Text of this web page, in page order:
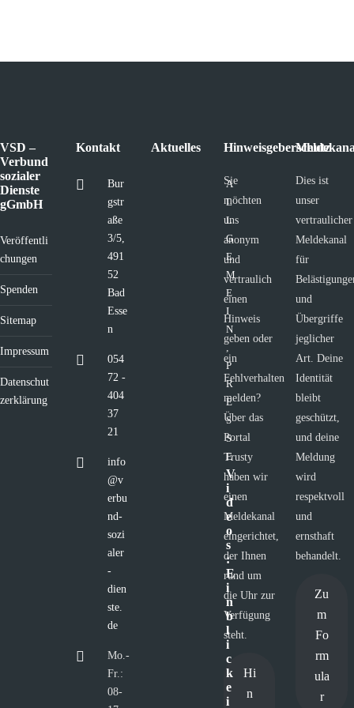
VSD –
Verbund
sozialer
Dienste
gGmbH
Veröffentli
chungen
Spenden
Sitemap
Impressum
Datenschut
zerklärung
Kontakt
Bur
gstr
aße
3/5,
491
52
Bad
Esse
n
054
72 -
404
37
21
info
@v
erbu
nd-
sozi
aler
-
dien
ste.
de
Mo.-
Fr.:
08-
Aktuelles
A
L
L
G
E
M
E
I
N
,
P
R
E
S
S
E
V
i
d
e
o
s
:
E
i
n
b
l
i
c
k
e
i
Hinweisgeberschutz
Sie
möchten
uns
anonym
und
vertraulich
einen
Hinweis
geben oder
ein
Fehlverhalten
melden?
Über das
Portal
Trusty
haben wir
einen
Meldekanal
eingerichtet,
der Ihnen
rund um
die Uhr zur
Verfügung
steht.
Hi
n
Dies ist
unser
vertraulicher
Meldekanal
für
und
Übergriffe
jeglicher
Art. Deine
Identität
bleibt
geschützt,
und deine
Meldung
wird
respektvoll
und
ernsthaft
behandelt.
Zu
m
Fo
rm
ula
r